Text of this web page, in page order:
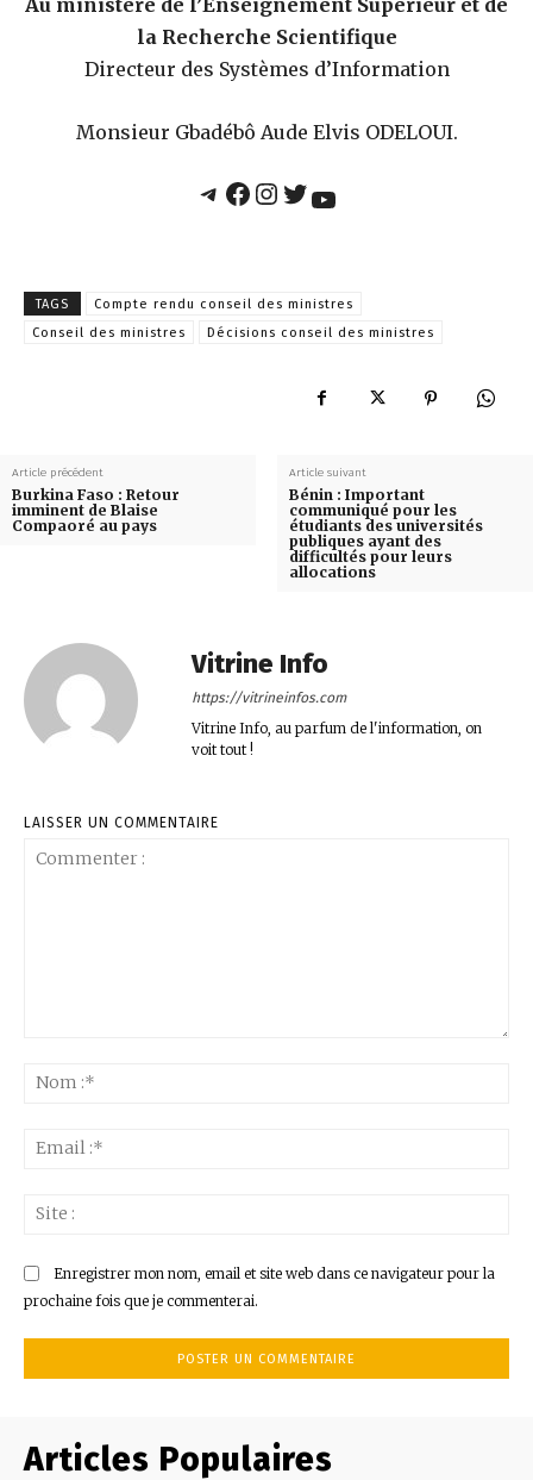
la Recherche Scientifique
Directeur des Systèmes d’Information
Monsieur Gbadébô Aude Elvis ODELOUI.
Telegram Facebook Instagram Twitter YouTube
TAGS
Compte rendu conseil des ministres
Conseil des ministres
Décisions conseil des ministres
Article précédent
Burkina Faso : Retour
imminent de Blaise
Compaoré au pays
Article suivant
Bénin : Important
communiqué pour les
étudiants des universités
publiques ayant des
difficultés pour leurs
allocations
Vitrine Info
https://vitrineinfos.com
Vitrine Info, au parfum de l'information, on
voit tout !
LAISSER UN COMMENTAIRE
Enregistrer mon nom, email et site web dans ce navigateur pour la
prochaine fois que je commenterai.
Articles Populaires